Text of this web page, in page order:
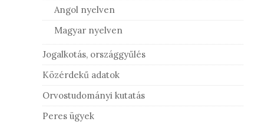
Angol nyelven
Magyar nyelven
Jogalkotás, országgyűlés
Közérdekű adatok
Orvostudományi kutatás
Peres ügyek